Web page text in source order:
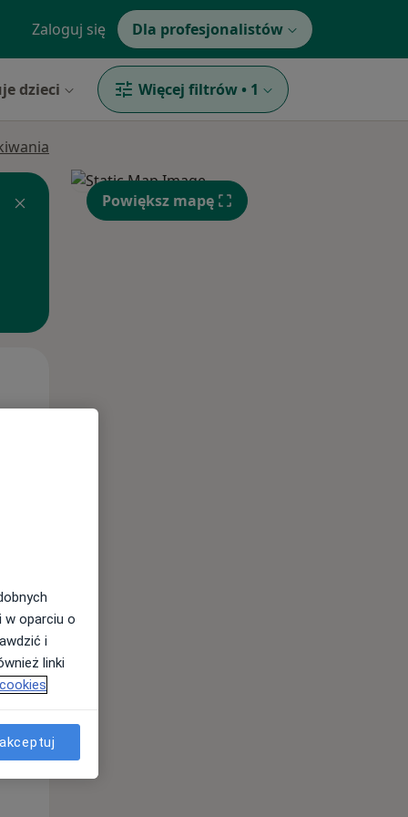
Zaloguj się Dla profesjonalistów
dzieci Więcej filtrów • 1
Czw,
Powiększ mapę
w oparciu o
i
linki